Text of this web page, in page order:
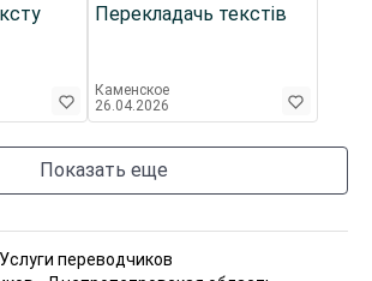
Перекладачь текстів
Каменское
26.04.2026
Показать еще
Услуги переводчиков